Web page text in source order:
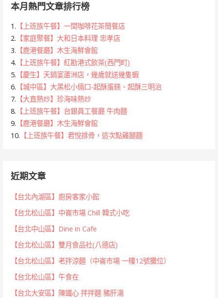
本月熱門文章排行榜
1. 【上班族午餐】一間咖啡花茶簡餐店
2. 【家庭聚餐】大和日本料理 忠孝店
3. 【鹿港餐廳】木生海鮮會館
4. 【上班族午餐】紅勘港式飲茶(西門町)
5. 【慶生】天鍋宴蘆洲店，幾歲就送幾隻蝦
6. 【城中區】大黑松小倆口-起酥蛋糕、起酥三明治
7. 【大直熱炒】珍海味熱炒
8. 【上班族午餐】台銀員工餐廳 牛肉麵
9. 【鹿港餐廳】木生海鮮會館
10. 【上班族午餐】君悅排骨，這次點雞腿麵
近期文章
【台北內湖區】廚房客家小館
【台北松山區】中崙市場 Chill 韓式小吃
【台北中山區】Dine in Cafe
【台北松山區】雙月食品社(八德店)
【台北松山區】老拌涼麵（中崙市場 一樓12號攤位）
【台北松山區】午食在
【台北大安區】陳鐵心 拌拌麵 豬肝湯